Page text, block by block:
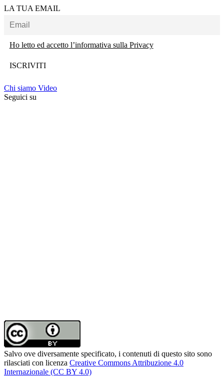
LA TUA EMAIL
Ho letto ed accetto l’informativa sulla Privacy
Chi siamo Video
Seguici su
Salvo ove diversamente specificato, i contenuti di questo sito sono
rilasciati con licenza Creative Commons Attribuzione 4.0
Internazionale (CC BY 4.0)